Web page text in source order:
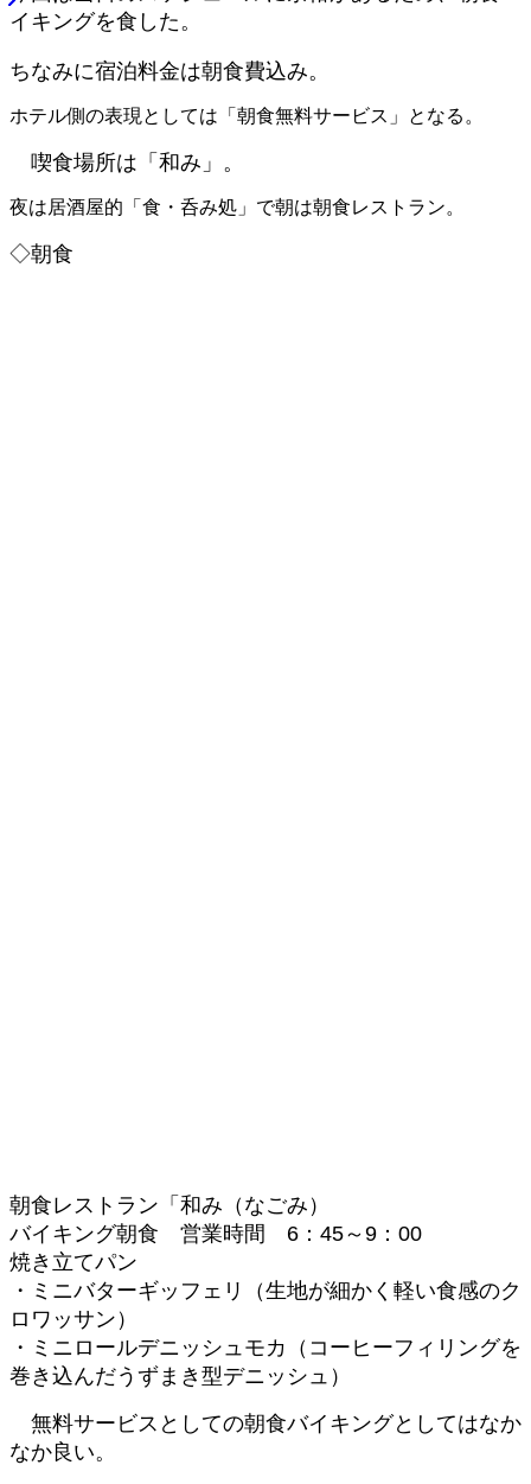
イキングを食した。
ちなみに宿泊料金は朝食費込み。
ホテル側の表現としては「朝食無料サービス」となる。
喫食場所は「和み」。
夜は居酒屋的「食・呑み処」で朝は朝食レストラン。
◇朝食
朝食レストラン「和み（なごみ）
バイキング朝食 営業時間 6：45～9：00
焼き立てパン
・ミニバターギッフェリ（生地が細かく軽い食感のク
ロワッサン）
・ミニロールデニッシュモカ（コーヒーフィリングを
巻き込んだうずまき型デニッシュ）
無料サービスとしての朝食バイキングとしてはなか
なか良い。